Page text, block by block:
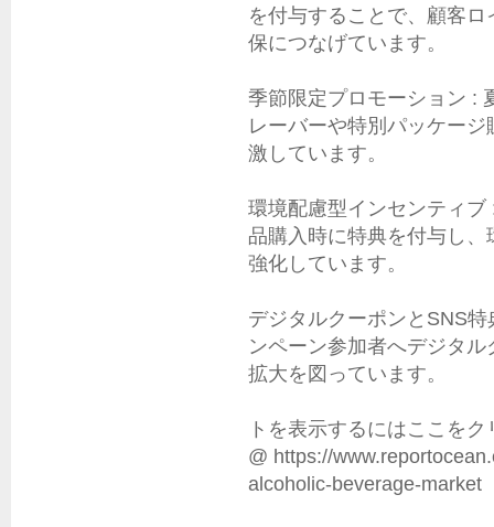
を付与することで、顧客
保につなげています。
季節限定プロモーション :
レーバーや特別パッケー
激しています。
環境配慮型インセンティ
品購入時に特典を付与し
強化しています。
デジタルクーポンとSNS
ンペーン参加者へデジタ
拡大を図っています。
トを表示するにはここを
@ https://
alcoholic-beverage-market